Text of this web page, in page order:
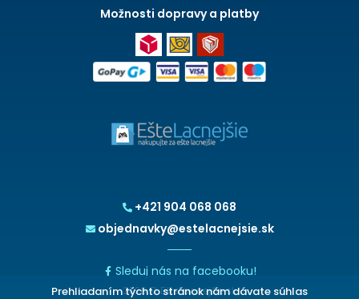
+421 904 068 068
objednavky@estelacnejsie.sk
Sleduj nás na facebooku!
2026 © EšteLacnejšie.sk
Možnosti dopravy a platby
Prehliadaním týchto stránok nám dávate súhlas